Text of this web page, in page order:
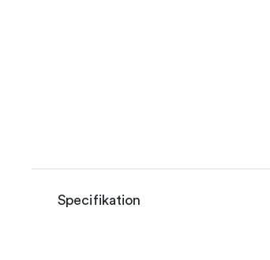
Specifikation